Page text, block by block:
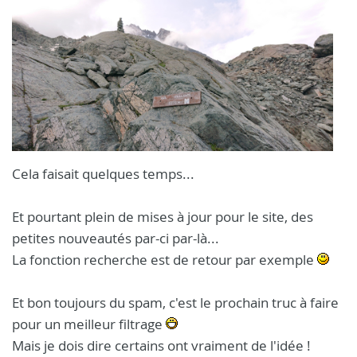
Cela faisait quelques temps...
Et pourtant plein de mises à jour pour le site, des
petites nouveautés par-ci par-là...
La fonction recherche est de retour par exemple
Et bon toujours du spam, c'est le prochain truc à faire
pour un meilleur filtrage
Mais je dois dire certains ont vraiment de l'idée !